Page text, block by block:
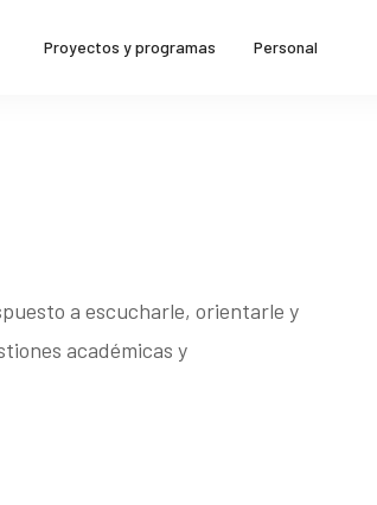
Proyectos y programas Personal
a escucharle, orientarle y
académicas y